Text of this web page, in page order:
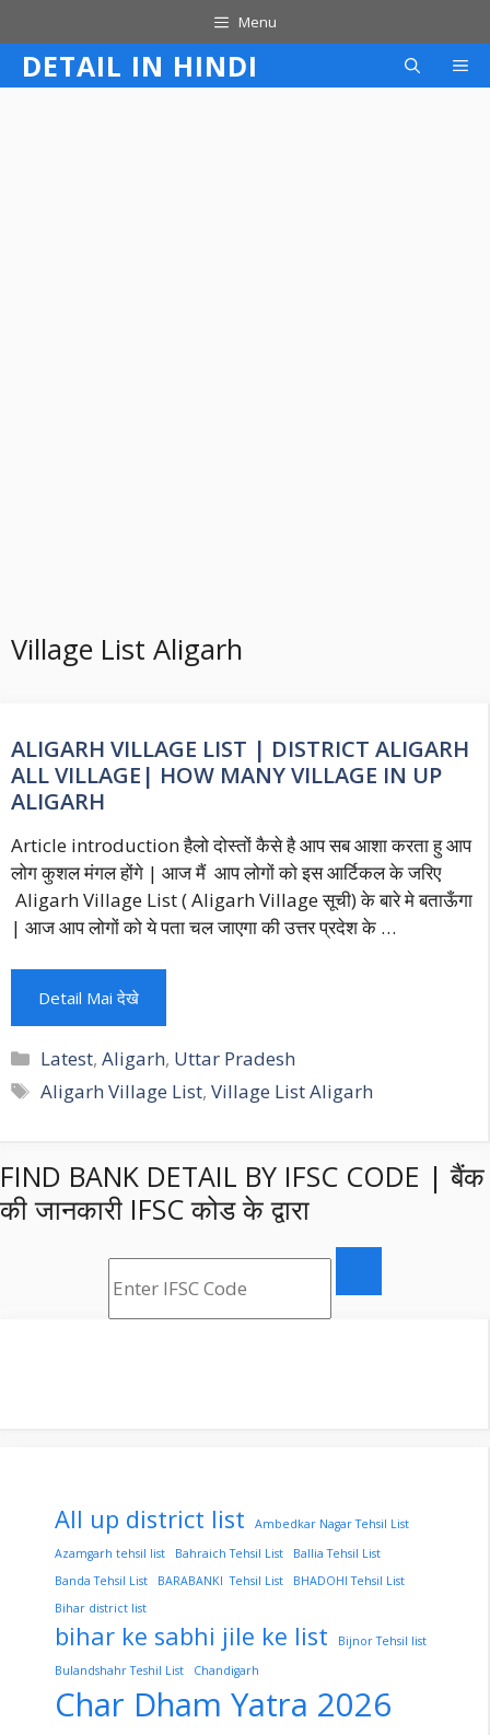
to
content
Menu
DETAIL IN HINDI
Village List Aligarh
ALIGARH VILLAGE LIST | DISTRICT ALIGARH
ALL VILLAGE| HOW MANY VILLAGE IN UP
ALIGARH
Article introduction हैलो दोस्तों कैसे है आप सब आशा करता हु आप
लोग कुशल मंगल होंगे | आज मैं आप लोगों को इस आर्टिकल के जरिए
Aligarh Village List ( Aligarh Village सूची) के बारे मे बताऊँगा
| आज आप लोगों को ये पता चल जाएगा की उत्तर प्रदेश के …
Detail Mai देखे
Categories
Latest,Aligarh, Uttar Pradesh
Tags
Aligarh Village List,Village List Aligarh
FIND BANK DETAIL BY IFSC CODE | बैंक
की जानकारी IFSC कोड के द्वारा
All up district list
Ambedkar Nagar Tehsil List
Azamgarh tehsil list
Bahraich Tehsil List
Ballia Tehsil List
Banda Tehsil List
BARABANKI Tehsil List
BHADOHI Tehsil List
Bihar district list
bihar ke sabhi jile ke list
Bijnor Tehsil list
Bulandshahr Teshil List
Chandigarh
Char Dham Yatra 2026